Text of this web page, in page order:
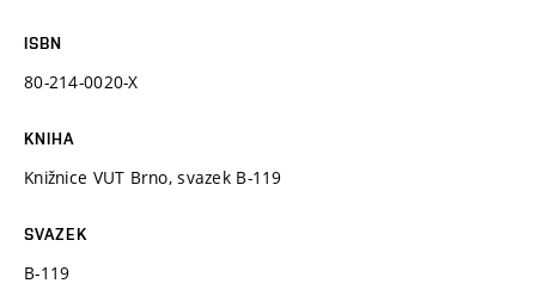
ISBN
80-214-0020-X
KNIHA
Knižnice VUT Brno, svazek B-119
SVAZEK
B-119